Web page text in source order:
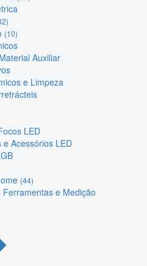
(10)
Auxiliar
e Limpeza
LED
Acessórios LED
(44)
Ferramentas e Medição